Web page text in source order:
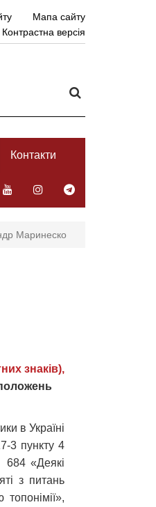
Мапа сайту
Контрастна версія
Контакти
Маринеско
знаків),
в Україні
3 пункту 4
684 «Деякі
з питань